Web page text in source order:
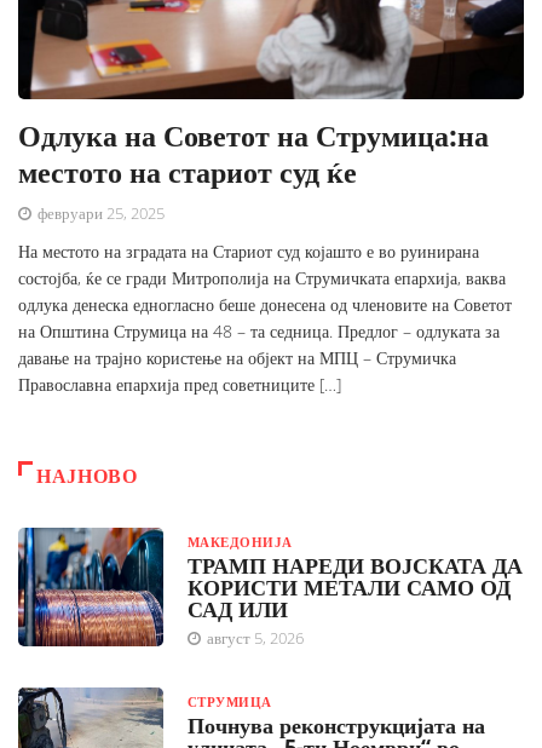
Одлука на Советот на Струмица:на
местото на стариот суд ќе
февруари 25, 2025
На местото на зградата на Стариот суд којашто е во руинирана
состојба, ќе се гради Митрополија на Струмичката епархија, ваква
одлука денеска едногласно беше донесена од членовите на Советот
на Општина Струмица на 48 – та седница. Предлог – одлуката за
давање на трајно користење на објект на МПЦ – Струмичка
Православна епархија пред советниците […]
НАЈНОВО
МАКЕДОНИЈА
ТРАМП НАРЕДИ ВОЈСКАТА ДА
КОРИСТИ МЕТАЛИ САМО ОД
САД ИЛИ
август 5, 2026
СТРУМИЦА
Почнува реконструкцијата на